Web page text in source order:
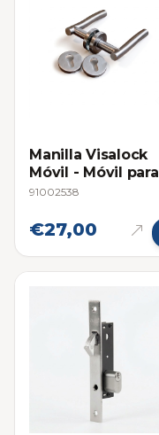
Manilla Visalock
Móvil - Móvil para
Cerraduras de
91002538
€27,00